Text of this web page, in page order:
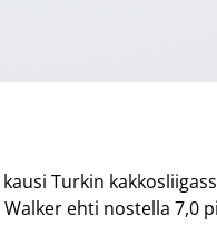
Turkin
ehti nostella 7,0